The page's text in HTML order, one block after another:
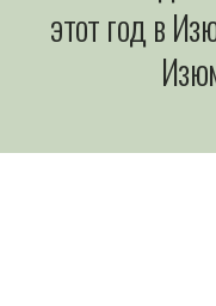
этот год в